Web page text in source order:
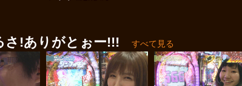
さ!ありがとぉー!!! すべて見る